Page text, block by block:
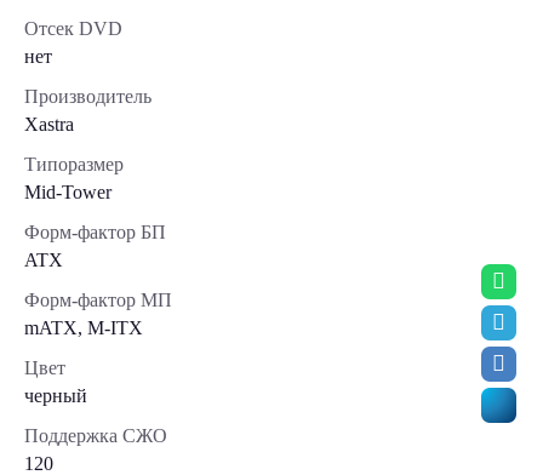
Отсек DVD
нет
Производитель
Xastra
Типоразмер
Mid-Tower
Форм-фактор БП
ATX
Форм-фактор МП
mATX, M-ITX
Цвет
черный
Поддержка СЖО
120